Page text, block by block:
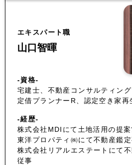
エキスパート職
山口智暉
-資格-
宅建士、不動産コンサルティン
定借プランナーR、認定空き家再
-経歴-
株式会社MDIにて土地活用の提
東洋プロパティ㈱にて不動産鑑
株式会社リアルエステートにて
従事